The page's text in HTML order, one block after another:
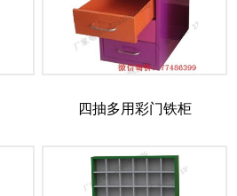
四抽多用彩门铁柜